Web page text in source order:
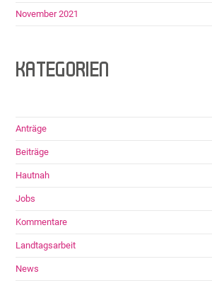
November 2021
KATEGORIEN
Anträge
Beiträge
Hautnah
Jobs
Kommentare
Landtagsarbeit
News